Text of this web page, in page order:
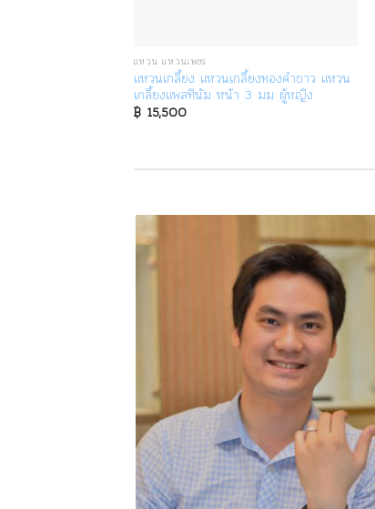
แหวน แหวนเพชร
แหวนเกลี้ยง แหวนเกลี้ยงทองคำขาว แหวน
เกลี้ยงแพลทินัม หน้า 3 มม ผู้หญิง
฿15,500